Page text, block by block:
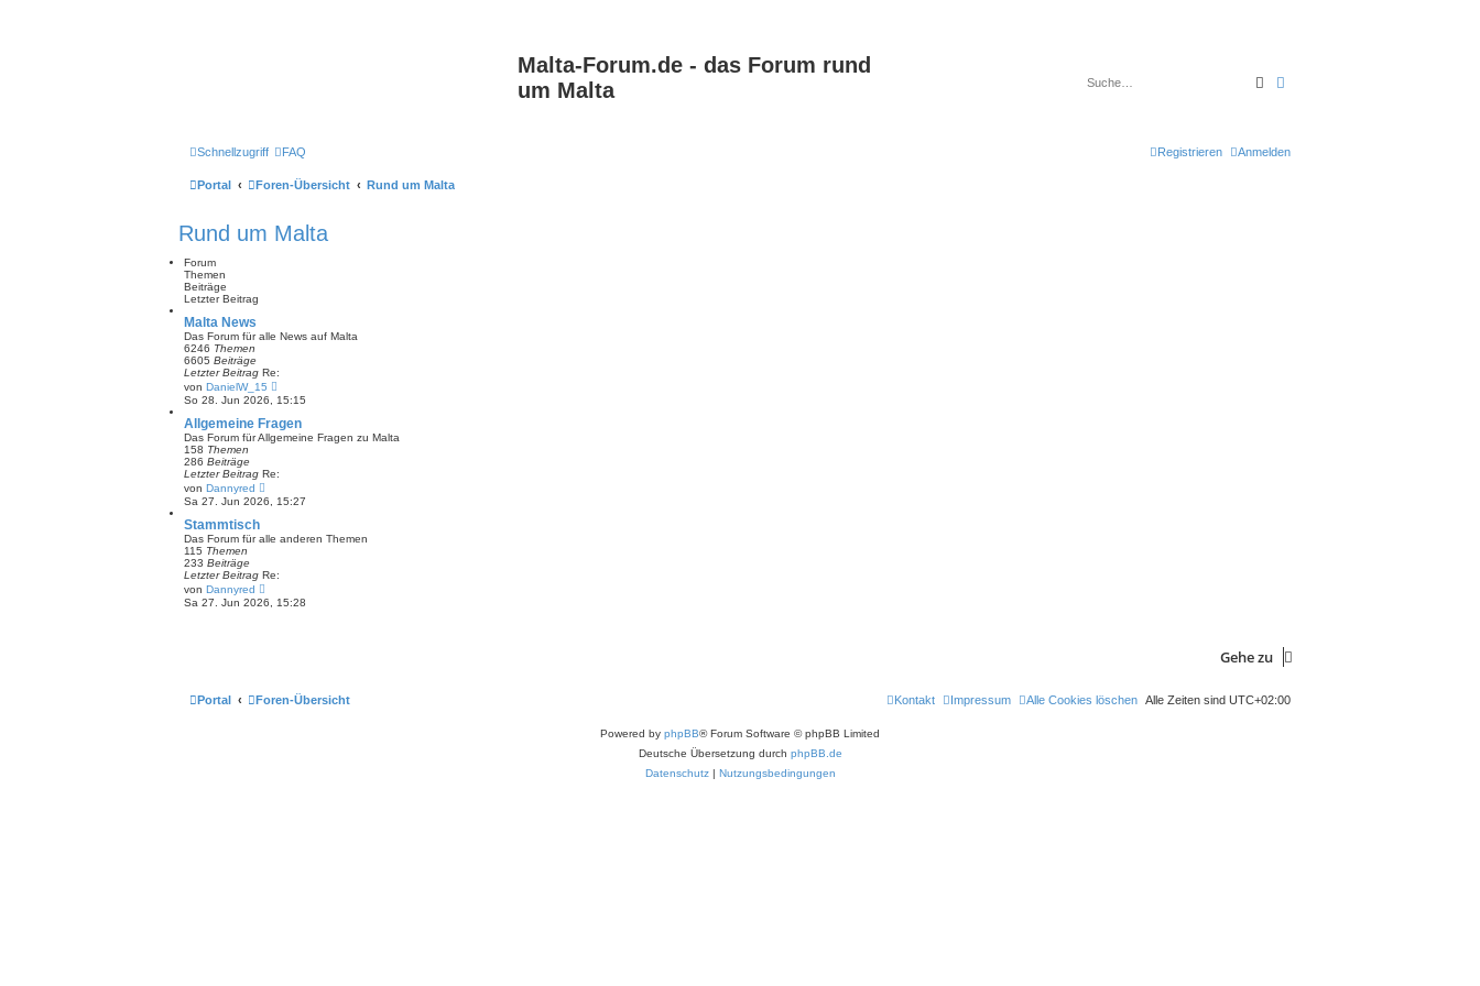
Malta-Forum.de - das Forum rund
um Malta
Suche
Schnellzugriff FAQ Anmelden
Registrieren
Portal Foren-Übersicht Rund um Malta
Rund um Malta
Forum
Themen
Beiträge
Letzter Beitrag
Malta News
Das Forum für alle News auf Malta
6246 Themen
6605 Beiträge
Letzter Beitrag Re:
von DanielW_15
e
u
e
s
t
B
i
a
So 28. Jun 2026, 15:15
Allgemeine Fragen
Das Forum für Allgemeine Fragen zu Malta
158 Themen
286 Beiträge
Letzter Beitrag Re:
von Dannyred
e
u
s
t
r
B
i
Sa 27. Jun 2026, 15:27
Stammtisch
Das Forum für alle anderen Themen
115 Themen
233 Beiträge
Letzter Beitrag Re:
von Dannyred
e
u
i
Sa 27. Jun 2026, 15:28
Gehe zu
Portal Foren-Übersicht Alle Zeiten sind UTC+02:00
Alle Cookies löschen
Impressum
Kontakt
Powered by phpBB® Forum Software © phpBB Limited
Deutsche Übersetzung durch phpBB.de
Datenschutz| Nutzungsbedingungen